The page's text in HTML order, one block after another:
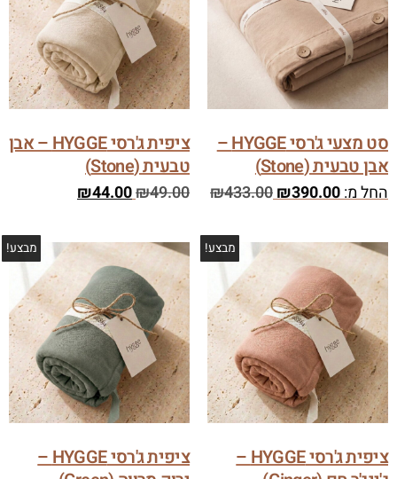
סט מצעי ג'רסי HYGGE –
אבן טבעית (Stone)
החל מ: ₪390.00
₪433.00
ציפית ג'רסי HYGGE – אבן
טבעית (Stone)
₪49.00
₪44.00
מבצע!
ציפית ג'רסי HYGGE –
מבצע!
ציפית ג'רסי HYGGE –